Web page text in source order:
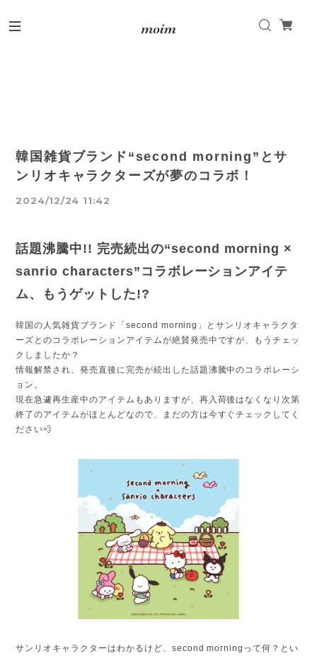
韓国雑貨ブランド“second morning”とサ
ンリオキャラクターズが夢のコラボ！
2024/12/24 11:42
話題沸騰中!! 完売続出の“second morning ×
sanrio characters”コラボレーションアイテ
ム、もうゲットした!?
韓国の人気雑貨ブランド「second morning」とサンリオキャラクタ
ーズとのコラボレーションアイテムが絶賛発売中ですが、もうチェッ
クしましたか？
情報解禁され、発売直後に完売が続出した話題沸騰中のコラボレーシ
ョン。
現在急遽再生産中のアイテムもありますが、再入荷後はなくなり次第
終了のアイテムがほとんどなので、まだの方は今すぐチェックしてく
ださい💨
サンリオキャラクターはわかるけど、second morningって何？とい